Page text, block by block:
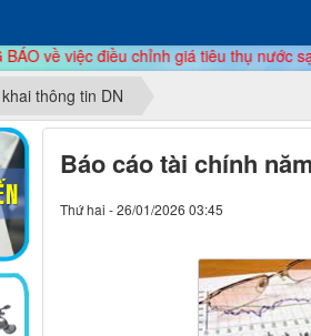
về việc điều chỉnh giá tiêu thụ nước sạch
thông tin DN
Báo cáo tài chính
Thứ hai - 26/01/2026 03:45